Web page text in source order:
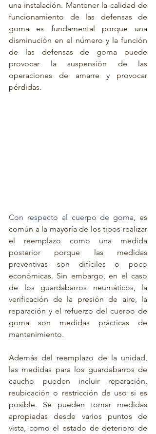
una instalación. Mantener la calidad de
funcionamiento de las defensas de
goma es fundamental porque una
disminución en el número y la función
de las defensas de goma puede
provocar la suspensión de las
operaciones de amarre y provocar
pérdidas.
Con respecto al cuerpo de goma , es
común a la mayoría de los tipos realizar
el reemplazo como una medida
posterior porque las medidas
preventivas son difíciles o poco
económicas. Sin embargo, en el caso
de los guardabarros neumáticos, la
verificación de la presión de aire, la
reparación y el refuerzo del cuerpo de
goma son medidas prácticas de
mantenimiento.
Además del reemplazo de la unidad,
las medidas para los guardabarros de
caucho pueden incluir reparación,
reubicación o restricción de uso si es
posible. Se pueden tomar medidas
apropiadas desde varios puntos de
vista, como el estado de deterioro de